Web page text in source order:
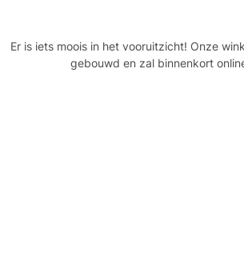
Er is iets moois in het vooruitzicht! Onze
gebouwd en zal binnenkort